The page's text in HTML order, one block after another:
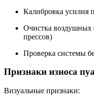
Калибровка усилия
Очистка воздушных
прессов)
Проверка системы
Признаки износа
Визуальные признаки: